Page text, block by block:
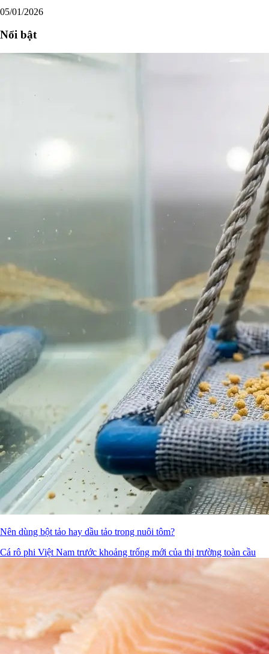
05/01/2026
Nổi bật
Nên dùng bột tảo hay dầu tảo trong nuôi tôm?
Cá rô phi Việt Nam trước khoảng trống mới của thị trường toàn cầu